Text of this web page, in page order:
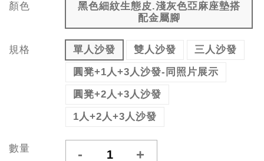
顏色
黑色細紋生態皮.淺灰色亞麻座墊搭
配金屬腳
規格 單人沙發 雙人沙發
三人沙發
圓凳+1人+3人沙發-同照片展示
圓凳+2人+3人沙發
1人+2人+3人沙發
數量 - +